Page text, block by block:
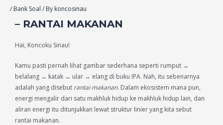
/ Bank Soal / By koncosinau
– RANTAI MAKANAN
Hai, Koncoku Sinau!
Kamu pasti pernah lihat gambar sederhana seperti rumput →
belalang → katak → ular → elang di buku IPA. Nah, itu sebenarnya
adalah yang disebut rantai makanan. Dalam ekosistem mana pun,
energi mengalir dari satu makhluk hidup ke makhluk hidup lain, dan
aliran energi itu ditunjukkan lewat struktur linier yang kita sebut
rantai makanan.